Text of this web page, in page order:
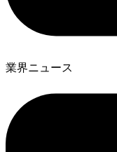
業界ニュース